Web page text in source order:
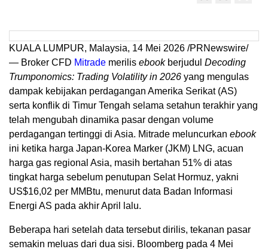
KUALA LUMPUR, Malaysia, 14 Mei 2026 /PRNewswire/
— Broker CFD Mitrade merilis ebookberjudul Decoding
Trumponomics: Trading Volatility in 2026 yang mengulas
dampak kebijakan perdagangan Amerika Serikat (AS)
serta konflik di Timur Tengah selama setahun terakhir yang
telah mengubah dinamika pasar dengan volume
perdagangan tertinggi di Asia. Mitrade meluncurkan ebook
ini ketika harga Japan-Korea Marker (JKM) LNG, acuan
harga gas regional Asia, masih bertahan 51% di atas
tingkat harga sebelum penutupan Selat Hormuz, yakni
US$16,02 per MMBtu, menurut data Badan Informasi
Energi AS pada akhir April lalu.
Beberapa hari setelah data tersebut dirilis, tekanan pasar
semakin meluas dari dua sisi. Bloomberg pada 4 Mei